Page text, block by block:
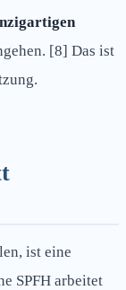
[8] Das ist
ist eine
SPFH arbeitet